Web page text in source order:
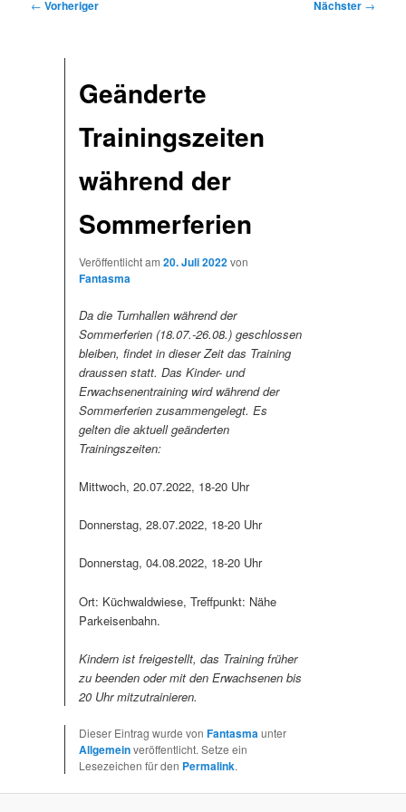
← Vorheriger Nächster →
Geänderte
Trainingszeiten
während der
Sommerferien
Veröffentlicht am20. Juli 2022von
Fantasma
Da die Turnhallen während der
Sommerferien (18.07.-26.08.) geschlossen
bleiben, findet in dieser Zeit das Training
draussen statt. Das Kinder- und
Erwachsenentraining wird während der
Sommerferien zusammengelegt. Es
gelten die aktuell geänderten
Trainingszeiten:
Mittwoch, 20.07.2022, 18-20 Uhr
Donnerstag, 28.07.2022, 18-20 Uhr
Donnerstag, 04.08.2022, 18-20 Uhr
Ort: Küchwaldwiese, Treffpunkt: Nähe
Parkeisenbahn.
Kindern ist freigestellt, das Training früher
zu beenden oder mit den Erwachsenen bis
20 Uhr mitzutrainieren.
Dieser Eintrag wurde vonFantasmaunter
Allgemeinveröffentlicht. Setze ein
Lesezeichen für den Permalink.